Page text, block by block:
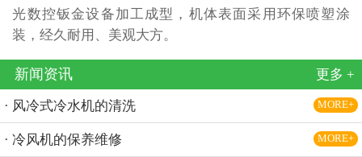
光数控钣金设备加工成型，机体表面采用环保喷塑涂
装，经久耐用、美观大方。
新闻资讯 更多 +
· 风冷式冷水机的清洗 MORE+
· 冷风机的保养维修 MORE+